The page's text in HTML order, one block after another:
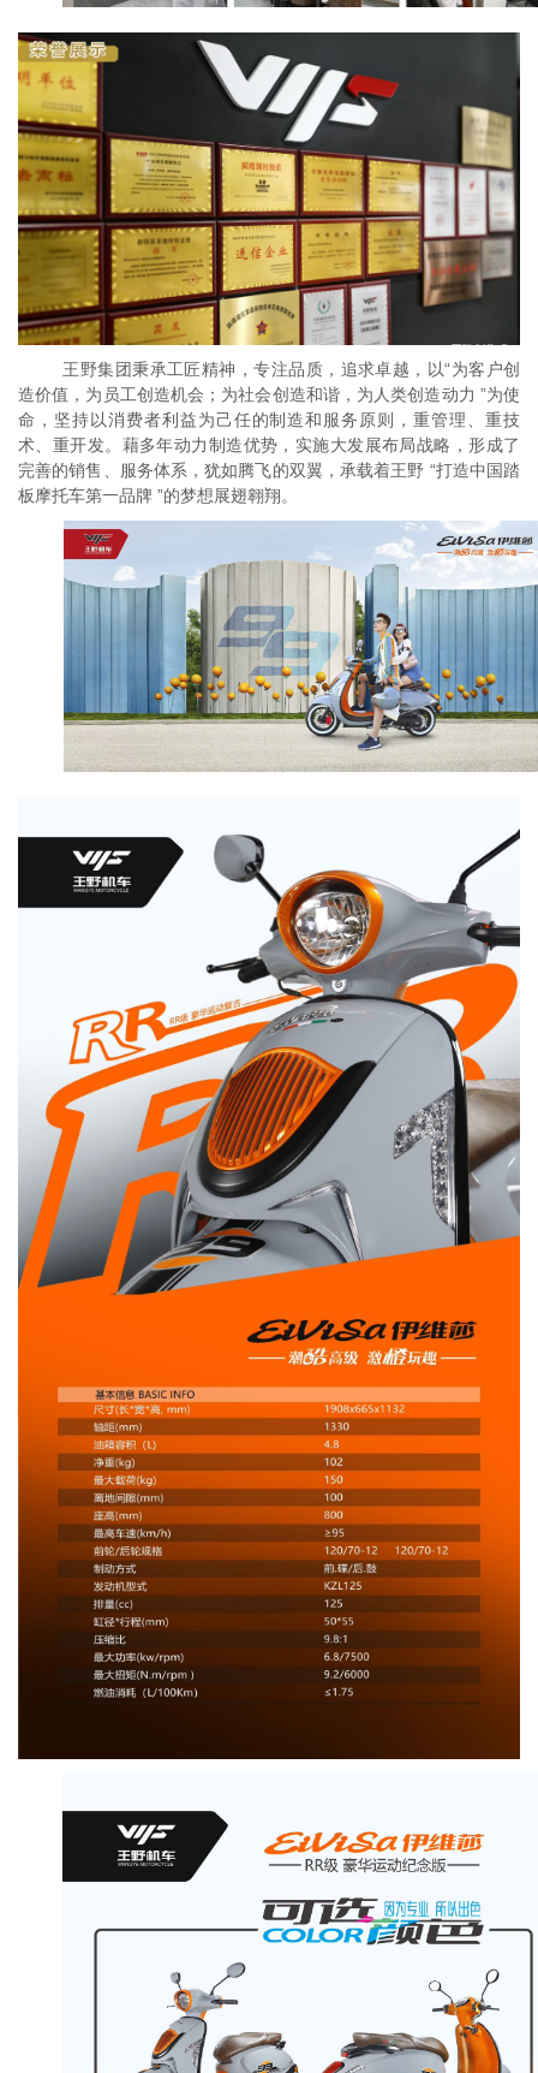
王野集团秉承工匠精神，专注品质，追求卓越，以“为客户创
造价值，为员工创造机会；为社会创造和谐，为人类创造动力 ”为使
命，坚持以消费者利益为己任的制造和服务原则，重管理、重技
术、重开发。藉多年动力制造优势，实施大发展布局战略，形成了
完善的销售、服务体系，犹如腾飞的双翼，承载着王野 “打造中国踏
板摩托车第一品牌 ”的梦想展翅翱翔。